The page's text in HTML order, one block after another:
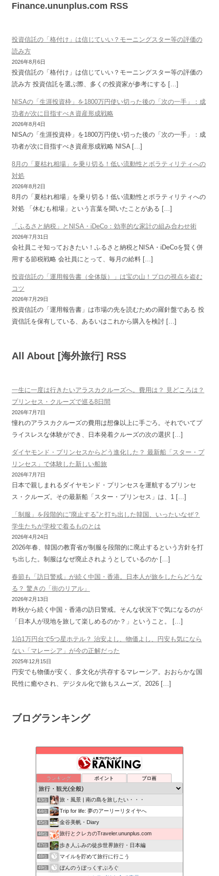
Finance.ununplus.com RSS
投資信託の「格付け」は信じていい？モーニングスター等の評価の
読み方
2026年8月6日
投資信託の「格付け」は信じていい？モーニングスター等の評価の
読み方 投資信託を選ぶ際、多くの投資家が参考にする […]
NISAの「生涯投資枠」を1800万円使い切った後の「次の一手」：成
功者が次に目指すべき資産形成戦略
2026年8月4日
NISAの「生涯投資枠」を1800万円使い切った後の「次の一手」：成
功者が次に目指すべき資産形成戦略 NISA […]
8月の「夏枯れ相場」を乗り切る！低い流動性とボラティリティへの
対処
2026年8月2日
8月の「夏枯れ相場」を乗り切る！低い流動性とボラティリティへの
対処 「休むも相場」という言葉を聞いたことがある […]
「ふるさと納税」とNISA・iDeCo：効率的な家計の組み合わせ術
2026年7月31日
会社員こそ知っておきたい！ふるさと納税とNISA・iDeCoを賢く併
用する節税戦略 会社員にとって、毎月の給料 […]
投資信託の「運用報告書（全体版）」は宝の山！プロの視点を盗む
コツ
2026年7月29日
投資信託の「運用報告書」は市場の先を読むための羅針盤である 投
資信託を保有している、あるいはこれから購入を検討 […]
All About [海外旅行] RSS
一生に一度は行きたいアラスカクルーズへ。費用は？ 見どころは？
プリンセス・クルーズで巡る8日間
2026年7月7日
憧れのアラスカクルーズの費用は想像以上に手ごろ。それでいてプ
ライスレスな体験ができ、日本発着クルーズの次の選択 […]
ダイヤモンド・プリンセスからどう進化した？ 最新船「スター・プ
リンセス」で体験した新しい船旅
2026年7月7日
日本で親しまれるダイヤモンド・プリンセスを運航するプリンセ
ス・クルーズ。その最新船「スター・プリンセス」は、1 […]
「制服」を段階的に“廃止する”と打ち出した韓国、いったいなぜ？
学生たちが学校で着るものとは
2026年4月24日
2026年春、韓国の教育省が制服を段階的に廃止するという方針を打
ち出した。制服はなぜ廃止されようとしているのか […]
春節も「訪日警戒」が続く中国・香港。日本人が旅をしたらどうな
る？ 驚きの「街のリアル」
2026年2月13日
昨秋から続く中国・香港の訪日警戒。そんな状況下で気になるのが
「日本人が現地を旅して楽しめるのか？」ということ。 […]
1泊1万円台で5つ星ホテル？ 治安よし、物価よし、円安も気になら
ない「マレーシア」が今の正解だった
2025年12月15日
円安でも物価が安く、多文化が共存するマレーシア。おおらかな国
民性に癒やされ、デジタル化で旅もスムーズ。2026 […]
ブログランキング
ランキング ポイント ブロ画
39位 絶景から廃墟まで様々なジャンルのドローン映像をお届けします。
ぶらりフォト日記
41位 旅・カタログ
42位 日本いいとこ見つけ旅
43位 旅・風景 | 南の島を旅したい・・・
44位 Trip for life: 夢のアーリーリタイヤへ
45位 金谷美帆・Diary
46位 旅行とクレカのTraveler.ununplus.com
47位 歩き人ふみの徒歩世界旅行・日本編
48位 マイルを貯めて旅行に行こう
49位
ぼんのうぼっくすぶろぐ